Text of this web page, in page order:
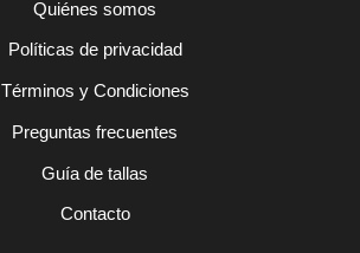
Quiénes somos
Políticas de privacidad
Términos y Condiciones
Preguntas frecuentes
Guía de tallas
Contacto